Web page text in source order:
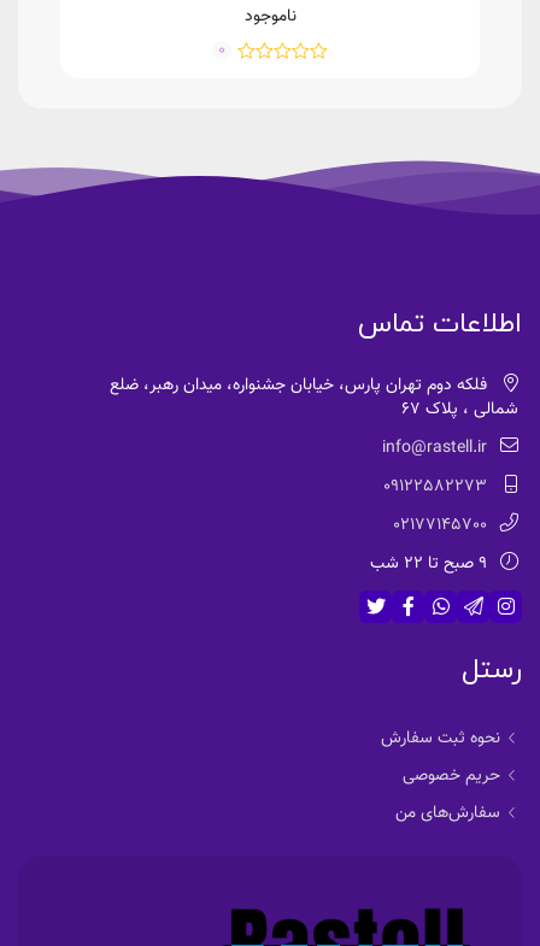
ناموجود
0
اطلاعات تماس
فلکه دوم تهران پارس، خیابان جشنواره، میدان رهبر، ضلع
شمالی ، پلاک 67
info@rastell.ir
09122582273
02177145700
9 صبح تا 22 شب
رستل
نحوه ثبت سفارش
حریم خصوصی
سفارش‌های من